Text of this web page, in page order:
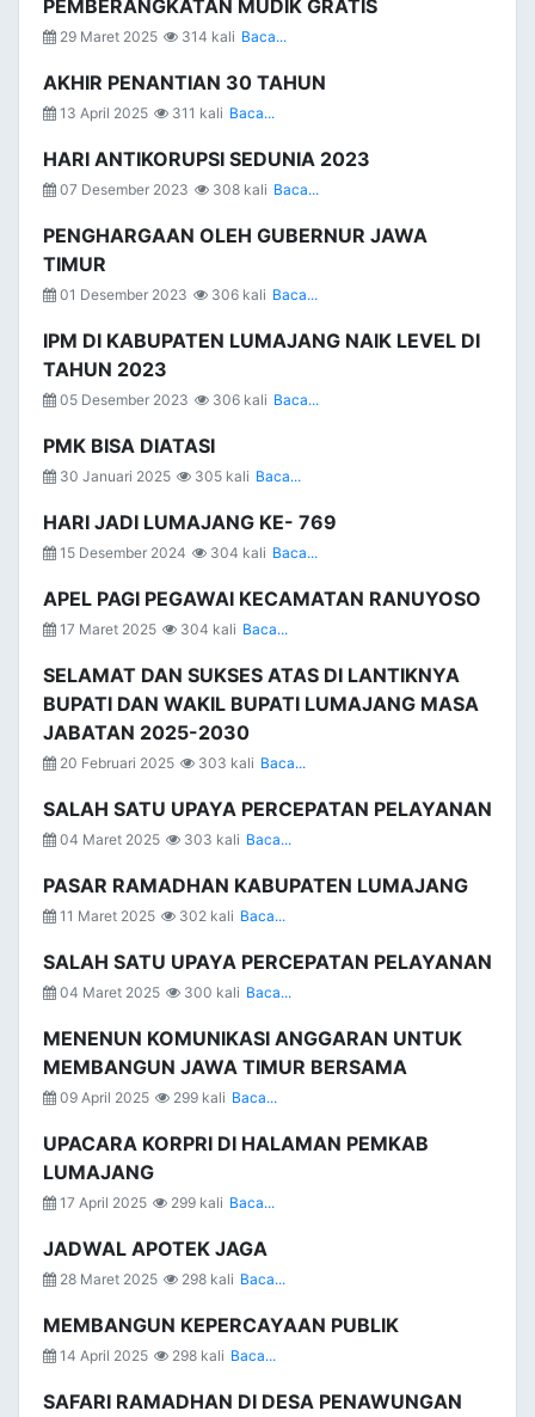
PEMBERANGKATAN MUDIK GRATIS
29 Maret 2025 314 kali Baca...
AKHIR PENANTIAN 30 TAHUN
13 April 2025 311 kali Baca...
HARI ANTIKORUPSI SEDUNIA 2023
07 Desember 2023 308 kali Baca...
PENGHARGAAN OLEH GUBERNUR JAWA
TIMUR
01 Desember 2023 306 kali Baca...
IPM DI KABUPATEN LUMAJANG NAIK LEVEL DI
TAHUN 2023
05 Desember 2023 306 kali Baca...
PMK BISA DIATASI
30 Januari 2025 305 kali Baca...
HARI JADI LUMAJANG KE- 769
15 Desember 2024 304 kali Baca...
APEL PAGI PEGAWAI KECAMATAN RANUYOSO
17 Maret 2025 304 kali Baca...
SELAMAT DAN SUKSES ATAS DI LANTIKNYA
BUPATI DAN WAKIL BUPATI LUMAJANG MASA
JABATAN 2025-2030
20 Februari 2025 303 kali Baca...
SALAH SATU UPAYA PERCEPATAN PELAYANAN
04 Maret 2025 303 kali Baca...
PASAR RAMADHAN KABUPATEN LUMAJANG
11 Maret 2025 302 kali Baca...
SALAH SATU UPAYA PERCEPATAN PELAYANAN
04 Maret 2025 300 kali Baca...
MENENUN KOMUNIKASI ANGGARAN UNTUK
MEMBANGUN JAWA TIMUR BERSAMA
09 April 2025 299 kali Baca...
UPACARA KORPRI DI HALAMAN PEMKAB
LUMAJANG
17 April 2025 299 kali Baca...
JADWAL APOTEK JAGA
28 Maret 2025 298 kali Baca...
MEMBANGUN KEPERCAYAAN PUBLIK
14 April 2025 298 kali Baca...
SAFARI RAMADHAN DI DESA PENAWUNGAN